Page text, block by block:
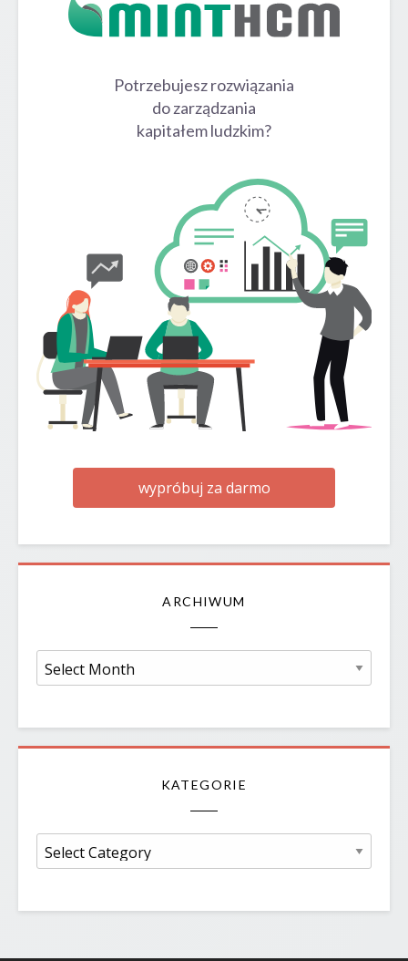
Potrzebujesz rozwiązania
do zarządzania
kapitałem ludzkim?
wypróbuj za darmo
ARCHIWUM
Archiwum
KATEGORIE
Kategorie